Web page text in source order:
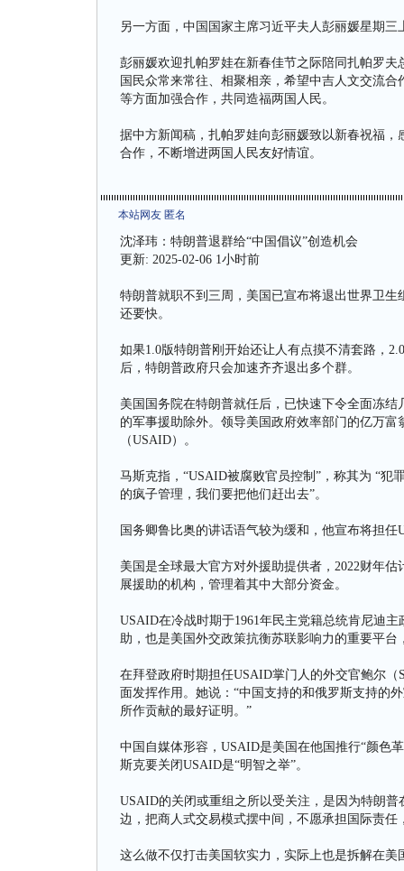
另一方面，中国国家主席习近平夫人彭丽媛星期
彭丽媛欢迎扎帕罗娃在新春佳节之际陪同扎帕罗
国民众常来常往、相聚相亲，希望中吉人文交流
等方面加强合作，共同造福两国人民。
据中方新闻稿，扎帕罗娃向彭丽媛致以新春祝福
合作，不断增进两国人民友好情谊。
本站网友 匿名
沈泽玮：特朗普退群给“中国倡议”创造机会
更新: 2025-02-06 1小时前
特朗普就职不到三周，美国已宣布将退出世界卫
还要快。
如果1.0版特朗普刚开始还让人有点摸不清套路，
后，特朗普政府只会加速齐齐退出多个群。
美国国务院在特朗普就任后，已快速下令全面冻
的军事援助除外。领导美国政府效率部门的亿万
（USAID）。
马斯克指，“USAID被腐败官员控制”，称其为 “犯
的疯子管理，我们要把他们赶出去”。
国务卿鲁比奥的讲话语气较为缓和，他宣布将担
美国是全球最大官方对外援助提供者，2022财年
展援助的机构，管理着其中大部分资金。
USAID在冷战时期于1961年民主党籍总统肯尼迪
助，也是美国外交政策抗衡苏联影响力的重要平
在拜登政府时期担任USAID掌门人的外交官鲍尔（
面发挥作用。她说：“中国支持的和俄罗斯支持的
所作贡献的最好证明。”
中国自媒体形容，USAID是美国在他国推行“颜色
斯克要关闭USAID是“明智之举”。
USAID的关闭或重组之所以受关注，是因为特朗
边，把商人式交易模式摆中间，不愿承担国际责
这么做不仅打击美国软实力，实际上也是拆解在